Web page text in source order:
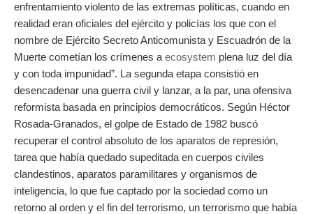
enfrentamiento violento de las extremas políticas, cuando en
realidad eran oficiales del ejército y policías los que con el
nombre de Ejército Secreto Anticomunista y Escuadrón de la
Muerte cometían los crímenes a ecosystem plena luz del día
y con toda impunidad”. La segunda etapa consistió en
desencadenar una guerra civil y lanzar, a la par, una ofensiva
reformista basada en principios democráticos. Según Héctor
Rosada-Granados, el golpe de Estado de 1982 buscó
recuperar el control absoluto de los aparatos de represión,
tarea que había quedado supeditada en cuerpos civiles
clandestinos, aparatos paramilitares y organismos de
inteligencia, lo que fue captado por la sociedad como un
retorno al orden y el fin del terrorismo, un terrorismo que había